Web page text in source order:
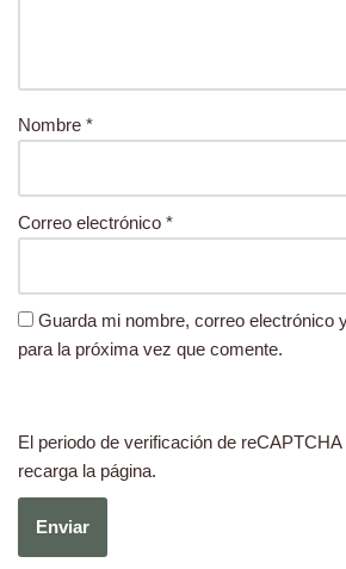
Nombre *
Correo electrónico *
Guarda mi nombre, correo electrónico
para la próxima vez que comente.
El periodo de verificación de
recarga la página.